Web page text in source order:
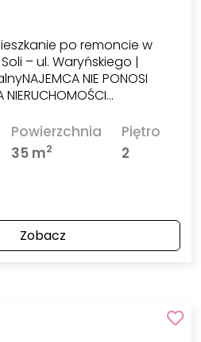
po remoncie w
– ul. Waryńskiego |
NIE PONOSI
NIERUCHOMOŚCI…
Powierzchnia
35 m2
Piętro
2
Zobacz